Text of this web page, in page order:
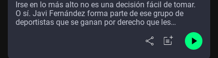
aparenta todo lo bueno que es, y es todo lo bueno que
aparenta. Fue un placer dar 'Pasos Atrás' con él,
vigilados siempre, por la réplica dorada de la Copa del
"Habría podido vivir 10 años"
Irse en lo más alto no es una decisión fácil de tomar.
O sí. Javi Fernández forma parte de ese grupo de
deportistas que se ganan por derecho que les
prestemos atención. España se llenó de especialistas
en patinaje sobre hielo cuando sus éxitos llegaron.
Pero de repente se fue. Desapareció. Y la luz dejó de